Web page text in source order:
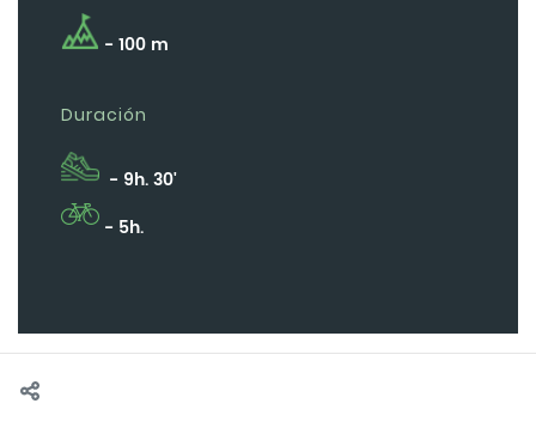
- 100 m
Duración
- 9h. 30'
- 5h.